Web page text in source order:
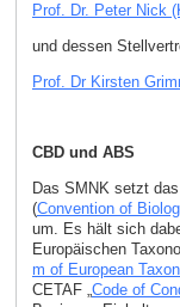
Prof. Dr. Peter Nick
und dessen
Prof. Dr Kirsten
CBD und ABS
Das SMNK setzt
(Convention of
um. Es hält sich
Europäischen
m of European
CETAF „ Code of